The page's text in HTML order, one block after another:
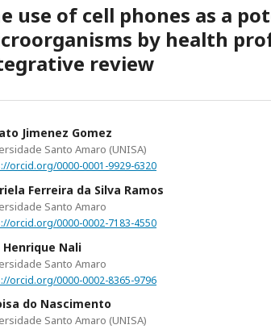
use of cell phones as a
by health
review
Jimenez Gomez
Santo Amaro (UNISA)
orcid.org/0000-0001-9929-6320
Ferreira da Silva Ramos
Santo Amaro
orcid.org/0000-0002-7183-4550
Henrique Nali
Santo Amaro
orcid.org/0000-0002-8365-9796
do Nascimento
Santo Amaro (UNISA)